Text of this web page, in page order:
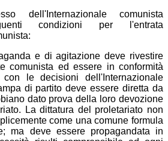
dell'Internazionale comunista
condizioni per l'entrata
e di agitazione deve rivestire
comunista ed essere in conformità
le decisioni dell'Internazionale
di partito deve essere diretta da
dato prova della loro devozione
La dittatura del proletariato non
come una comune formula
ma deve essere propagandata in